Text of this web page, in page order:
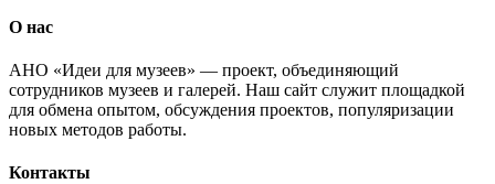
О нас
АНО «Идеи для музеев» — проект, объединяющий
сотрудников музеев и галерей. Наш сайт служит площадкой
для обмена опытом, обсуждения проектов, популяризации
новых методов работы.
Контакты